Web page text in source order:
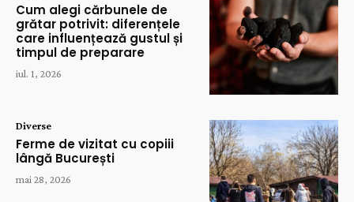
Cum alegi cărbunele de
grătar potrivit: diferențele
care influențează gustul și
timpul de preparare
iul. 1, 2026
Diverse
Ferme de vizitat cu copiii
lângă București
mai 28, 2026